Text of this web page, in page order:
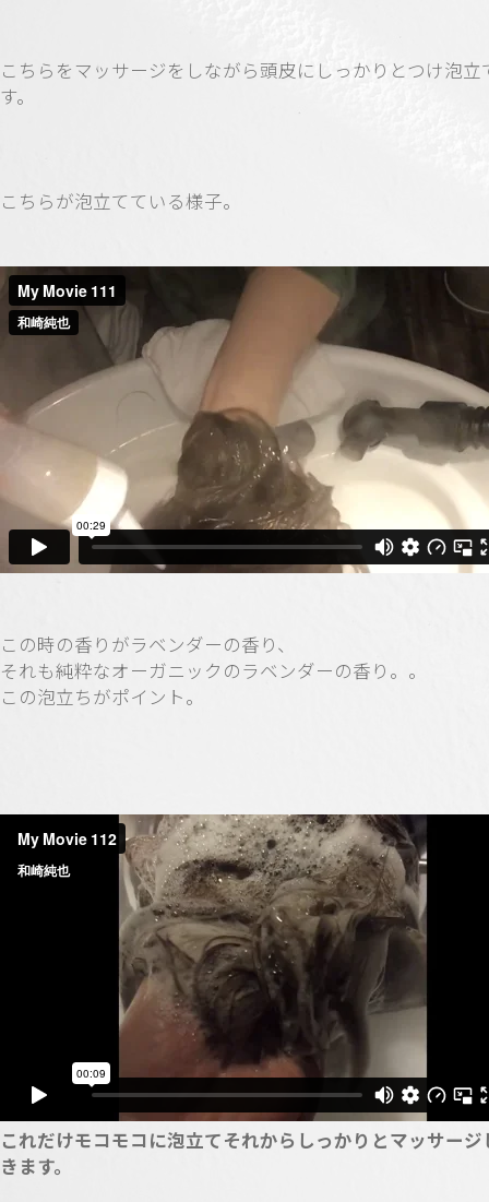
こちらをマッサージをしながら頭皮にしっかりとつけ泡立
す。
こちらが泡立てている様子。
この時の香りがラベンダーの香り、
それも純粋なオーガニックのラベンダーの香り。。
この泡立ちがポイント。
これだけモコモコに泡立てそれからしっかりとマッサージ
きます。